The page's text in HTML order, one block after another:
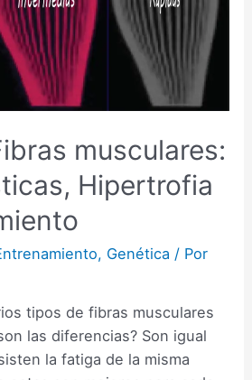
musculares:
Hipertrofia
, Genética / Por
tipos de fibras musculares
las diferencias? Son igual
la fatiga de la misma